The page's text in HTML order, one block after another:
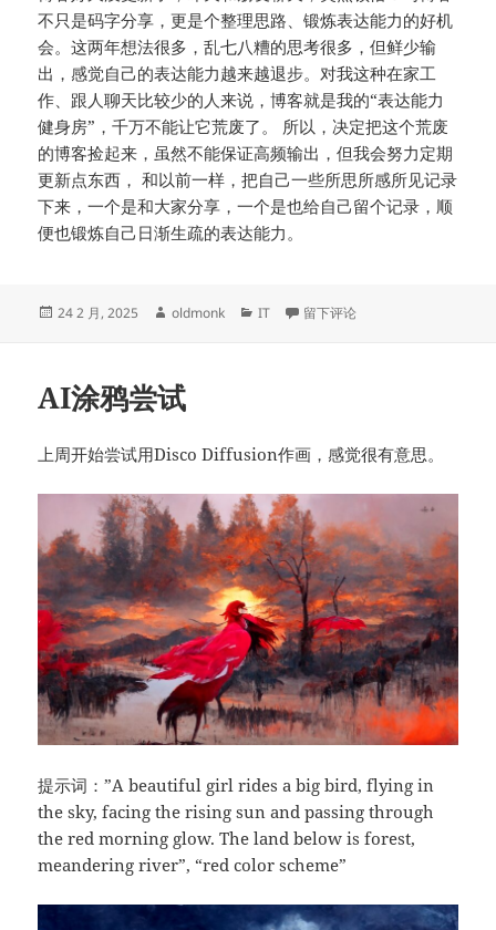
不只是码字分享，更是个整理思路、锻炼表达能力的好机
会。这两年想法很多，乱七八糟的思考很多，但鲜少输
出，感觉自己的表达能力越来越退步。对我这种在家工
作、跟人聊天比较少的人来说，博客就是我的“表达能力
健身房”，千万不能让它荒废了。 所以，决定把这个荒废
的博客捡起来，虽然不能保证高频输出，但我会努力定期
更新点东西， 和以前一样，把自己一些所思所感所见记录
下来，一个是和大家分享，一个是也给自己留个记录，顺
便也锻炼自己日渐生疏的表达能力。
发
24 2 月, 2025
作
oldmonk
分
IT 于重启博客
留下评论
AI涂鸦尝试
上周开始尝试用Disco Diffusion作画，感觉很有意思。
提示词：”A beautiful girl rides a big bird, flying in
the sky, facing the rising sun and passing through
the red morning glow. The land below is forest,
meandering river”, “red color scheme”